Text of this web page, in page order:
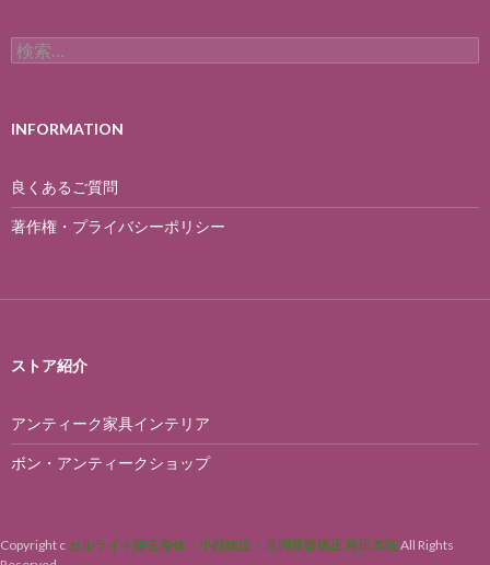
検
索:
INFORMATION
良くあるご質問
著作権・プライバシーポリシー
ストア紹介
アンティーク家具インテリア
ボン・アンティークショップ
Copyright c セルライト除去整体・小顔矯正・美脚骨盤矯正 梅田本院 All Rights